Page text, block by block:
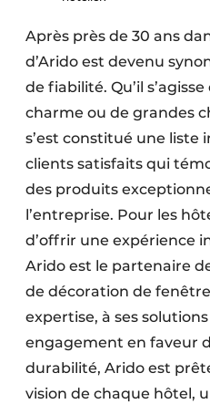
Après près de 30 ans
d’Arido est devenu
de fiabilité. Qu’il
charme ou de grandes
s’est constitué une liste
clients satisfaits qui
des produits
l’entreprise. Pour les
d’offrir une expérience
Arido est le partenaire
de décoration de
expertise, à ses
engagement en faveur
durabilité, Arido est
vision de chaque hôtel,